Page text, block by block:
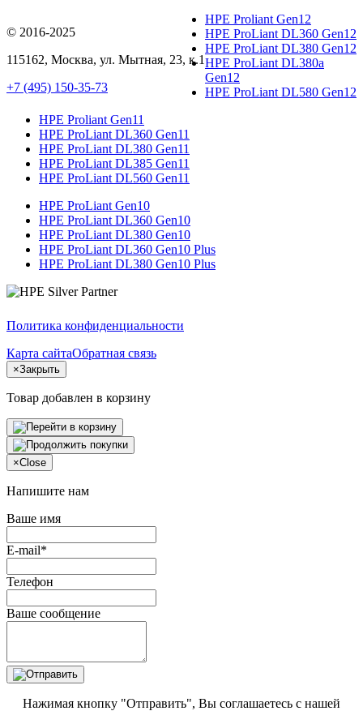
© 2016-2025
115162, Москва, ул. Мытная, 23, к.1
+7 (495) 150-35-73
HPE Proliant Gen12
HPE ProLiant DL360 Gen12
HPE ProLiant DL380 Gen12
HPE ProLiant DL380a
Gen12
HPE ProLiant DL580 Gen12
HPE Proliant Gen11
HPE ProLiant DL360 Gen11
HPE ProLiant DL380 Gen11
HPE ProLiant DL385 Gen11
HPE ProLiant DL560 Gen11
HPE ProLiant Gen10
HPE ProLiant DL360 Gen10
HPE ProLiant DL380 Gen10
HPE ProLiant DL360 Gen10 Plus
HPE ProLiant DL380 Gen10 Plus
Политика конфиденциальности
Карта сайтаОбратная связь
×Закрыть
Товар добавлен в корзину
×Close
Напишите нам
Ваше имя
E-mail*
Телефон
Ваше сообщение
Нажимая кнопку "Отправить", Вы соглашаетесь с нашей